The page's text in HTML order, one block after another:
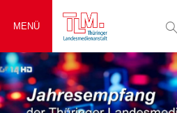
MENÜ